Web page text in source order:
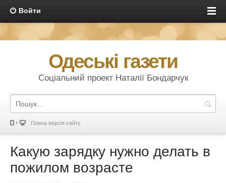
Войти
Одеські газети
Соціальний проект Наталії Бондарчук
Повна версія сайту
Какую зарядку нужно делать в
пожилом возрасте